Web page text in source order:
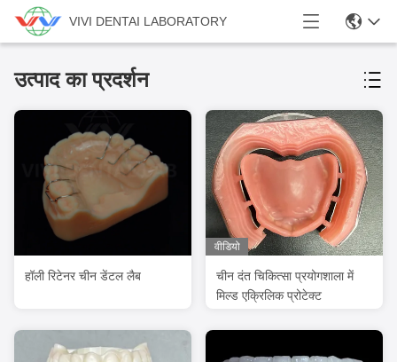
VIVI DENTAI LABORATORY
उत्पाद का प्रदर्शन
हॉली रिटेनर चीन डेंटल लैब
वीडियो
चीन दंत चिकित्सा प्रयोगशाला में
मिल्ड एक्रिलिक प्रोटेक्ट